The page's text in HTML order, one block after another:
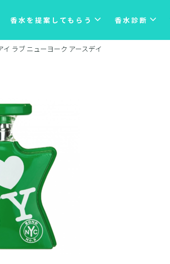
香水を提案してもらう 香水診断
イ ラブ ニューヨーク アースデイ